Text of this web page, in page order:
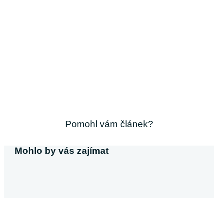
Pomohl vám článek?
Mohlo by vás zajímat